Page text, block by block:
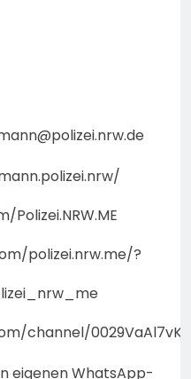
polizei.nrw.me/?
channel/
eigenen WhatsApp-